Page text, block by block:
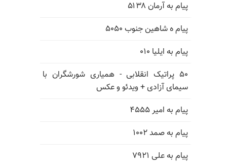
پیام به آرمان ۵۱۳۸
پیام ه شاهین جنوب ۵۰۵۰
پیام به ایلیا ۰۱۰
۵۰ پراتیک انقلابی - همیاری شورشگران با
سیمای آزادی + ویدئو و عکس
پیام به امیر ۴۵۵۵
پیام به صمد ۱۰۰۲
پیام به علی ۷۹۲۱